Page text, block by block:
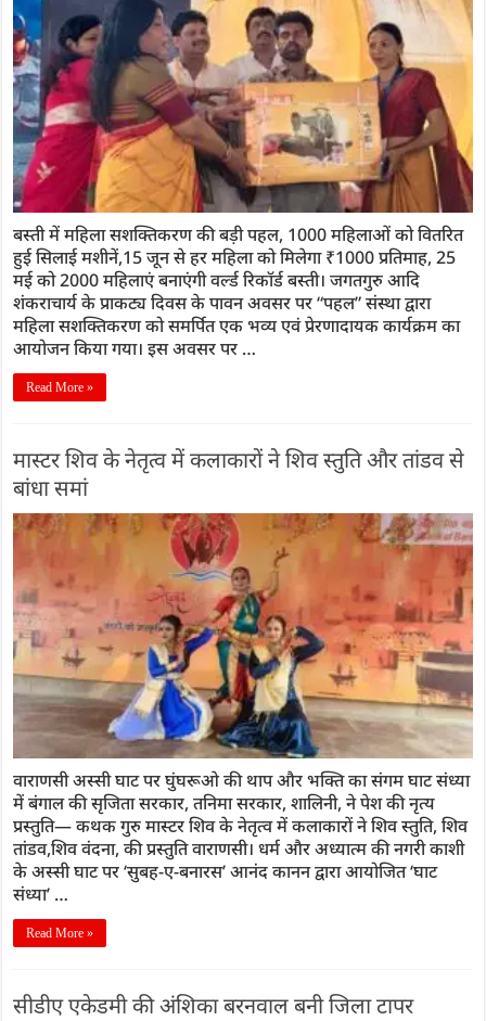
बस्ती में महिला सशक्तिकरण की बड़ी पहल, 1000 महिलाओं को वितरित
हुई सिलाई मशीनें,15 जून से हर महिला को मिलेगा ₹1000 प्रतिमाह, 25
मई को 2000 महिलाएं बनाएंगी वर्ल्ड रिकॉर्ड बस्ती। जगतगुरु आदि
शंकराचार्य के प्राकट्य दिवस के पावन अवसर पर “पहल” संस्था द्वारा
महिला सशक्तिकरण को समर्पित एक भव्य एवं प्रेरणादायक कार्यक्रम का
आयोजन किया गया। इस अवसर पर …
Read More »
मास्टर शिव के नेतृत्व में कलाकारों ने शिव स्तुति और तांडव से
बांधा समां
वाराणसी अस्सी घाट पर घुंघरूओ की थाप और भक्ति का संगम घाट संध्या
में बंगाल की सृजिता सरकार, तनिमा सरकार, शालिनी, ने पेश की नृत्य
प्रस्तुति— कथक गुरु मास्टर शिव के नेतृत्व में कलाकारों ने शिव स्तुति, शिव
तांडव,शिव वंदना, की प्रस्तुति वाराणसी। धर्म और अध्यात्म की नगरी काशी
के अस्सी घाट पर ‘सुबह-ए-बनारस’ आनंद कानन द्वारा आयोजित ‘घाट
संध्या’ …
Read More »
सीडीए एकेडमी की अंशिका बरनवाल बनी जिला टापर